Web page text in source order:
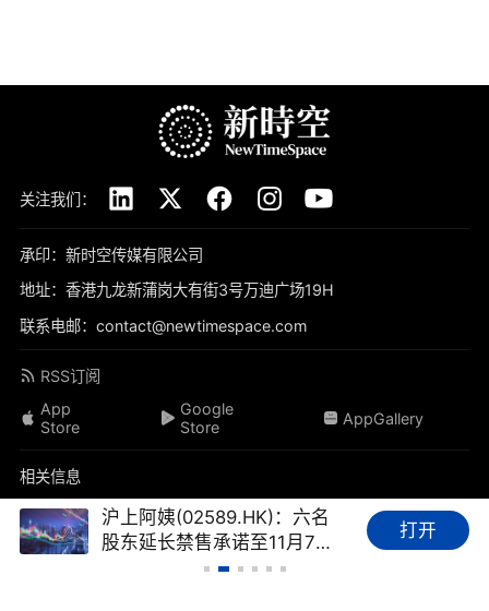
关注我们：
承印：新时空传媒有限公司
地址：香港九龙新蒲岗大有街3号万迪广场19H
联系电邮：contact@newtimespace.com
RSS订阅
App
Store
Google
Store
AppGallery
相关信息
关于我们
免责声明 隐私政策 联系我们
加入我们
品牌素材
我要投稿 标签库 友情链接 财经FAQ
沪上阿姨(02589.HK)：六名
股东延长禁售承诺至11月7
日，期间合计可减持不超
打开